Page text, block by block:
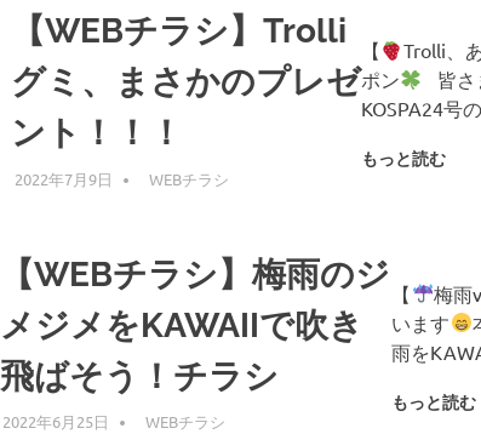
【WEBチラシ】Trolli
グミ、まさかのプレゼ
ント！！！
2022年7月9日 編集者
WEBチラシ
【 Trolli、
ポン
皆さ
KOSPA24号
もっと読む
【WEBチラシ】梅雨のジ
メジメをKAWAIIで吹き
飛ばそう！チラシ
2022年6月25日 編集者
WEBチラシ
【 梅雨
います
雨を
もっと読む